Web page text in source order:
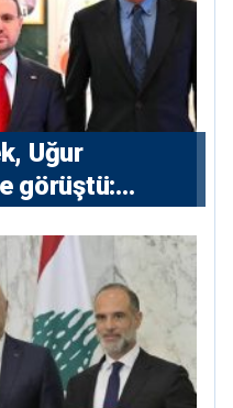
Uğur
görüştü:
ortaya